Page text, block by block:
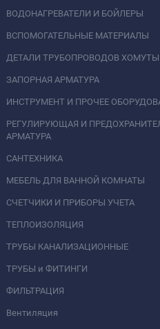
ВОДОНАГРЕВАТЕЛИ И БОЙЛЕРЫ
ВСПОМОГАТЕЛЬНЫЕ МАТЕРИАЛЫ
ДЕТАЛИ ТРУБОПРОВОДОВ
ЗАПОРНАЯ АРМАТУРА
ИНСТРУМЕНТ И ПРОЧЕЕ
РЕГУЛИРУЮЩАЯ И
АРМАТУРА
САНТЕХНИКА
МЕБЕЛЬ ДЛЯ ВАННОЙ КОМНАТЫ
СЧЕТЧИКИ И ПРИБОРЫ УЧЕТА
ТЕПЛОИЗОЛЯЦИЯ
ТРУБЫ КАНАЛИЗАЦИОННЫЕ
ТРУБЫ и ФИТИНГИ
ФИЛЬТРАЦИЯ
Вентиляция